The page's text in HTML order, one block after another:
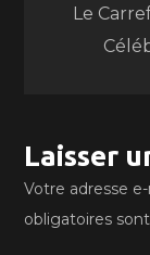
Le
Laisser
Votre adresse
obligatoires